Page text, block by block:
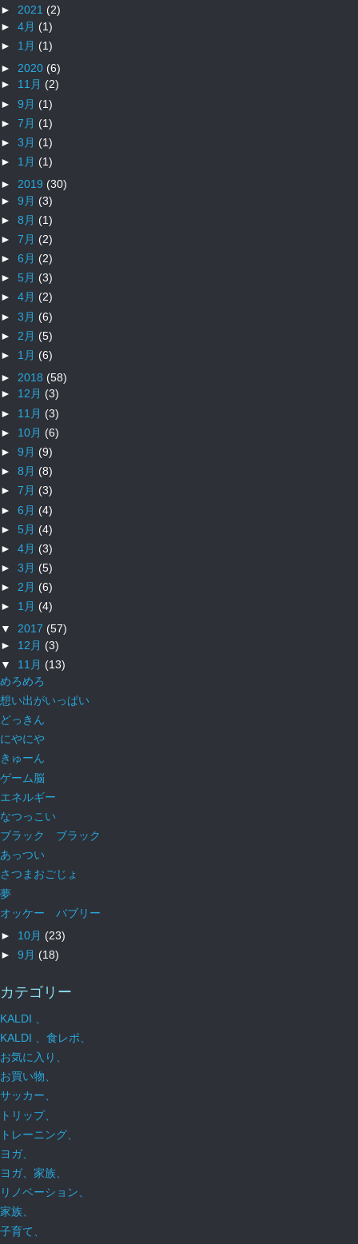
► 2021 (2)
► 4月 (1)
► 1月 (1)
► 2020 (6)
► 11月 (2)
► 9月 (1)
► 7月 (1)
► 3月 (1)
► 1月 (1)
► 2019 (30)
► 9月 (3)
► 8月 (1)
► 7月 (2)
► 6月 (2)
► 5月 (3)
► 4月 (2)
► 3月 (6)
► 2月 (5)
► 1月 (6)
► 2018 (58)
► 12月 (3)
► 11月 (3)
► 10月 (6)
► 9月 (9)
► 8月 (8)
► 7月 (3)
► 6月 (4)
► 5月 (4)
► 4月 (3)
► 3月 (5)
► 2月 (6)
► 1月 (4)
▼ 2017 (57)
► 12月 (3)
▼ 11月 (13)
めろめろ
想い出がいっぱい
どっきん
にやにや
きゅーん
ゲーム脳
エネルギー
なつっこい
ブラック ブラック
あっつい
さつまおごじょ
夢
オッケー バブリー
► 10月 (23)
► 9月 (18)
カテゴリー
KALDI 、
KALDI 、食レポ、
お気に入り、
お買い物、
サッカー、
トリップ、
トレーニング、
ヨガ、
ヨガ、家族、
リノベーション、
家族、
子育て、